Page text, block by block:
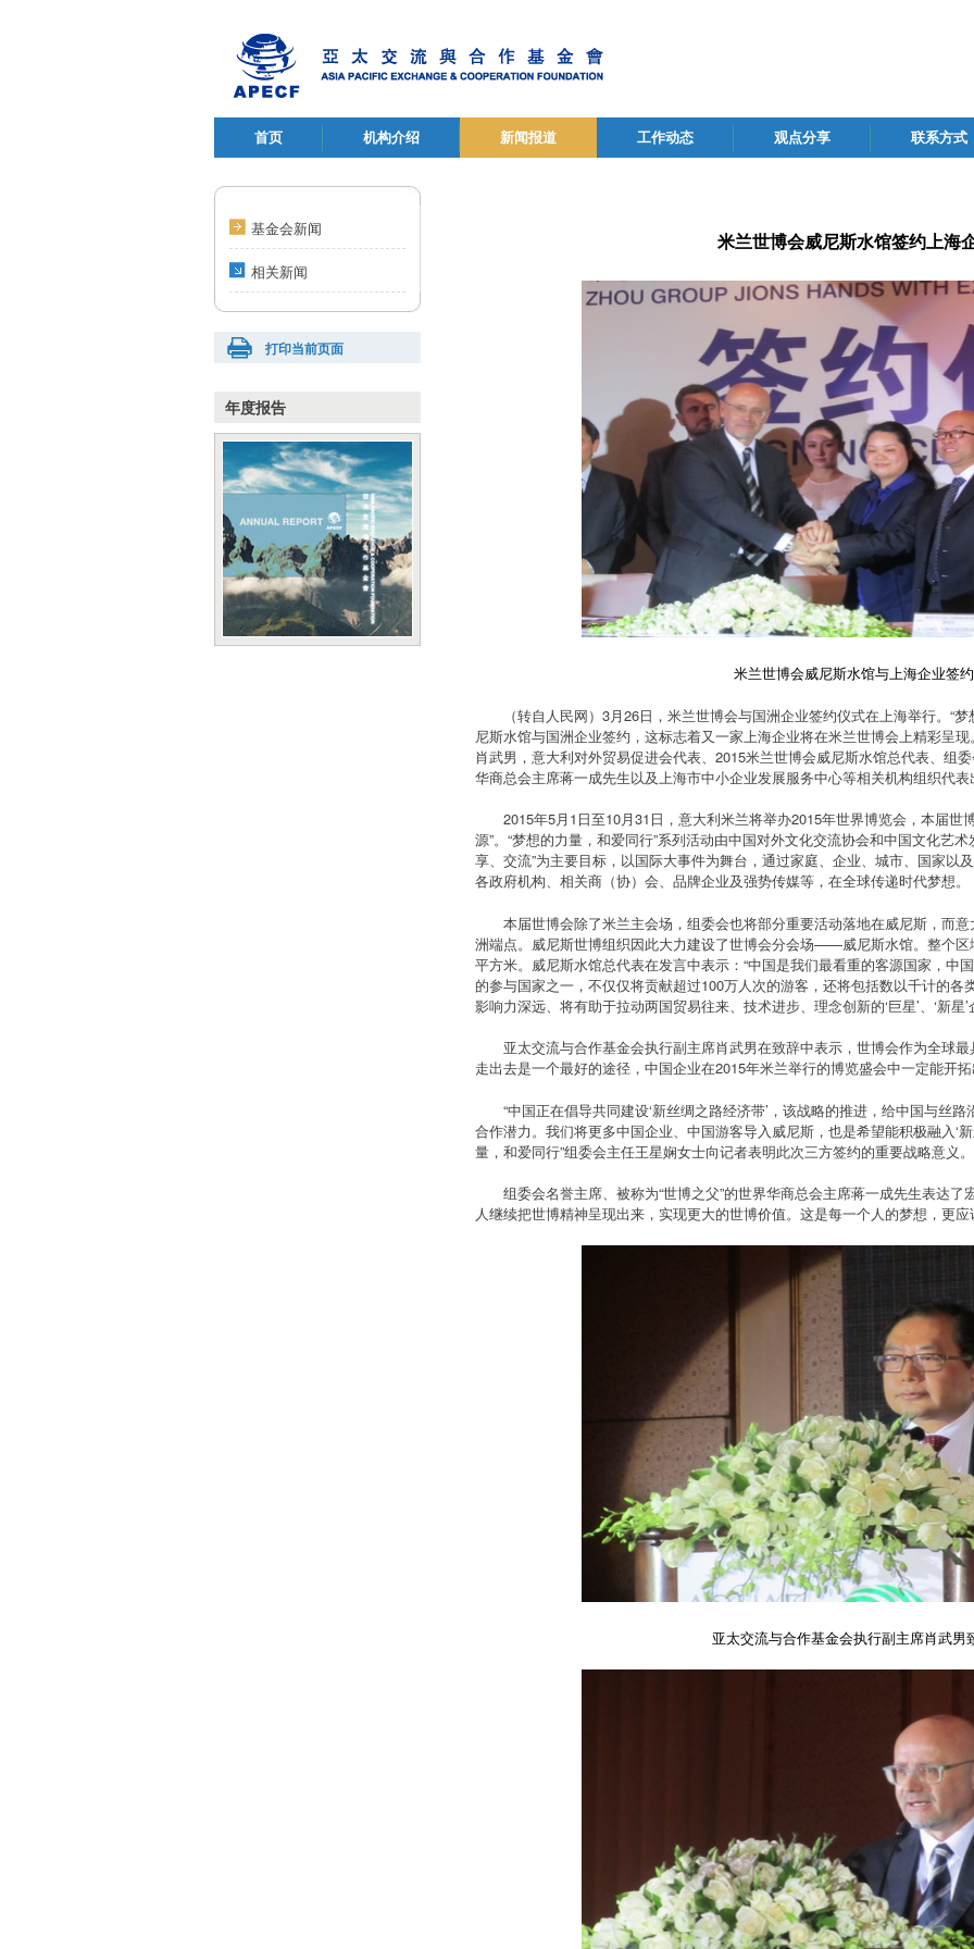
首页 机构介绍 新闻报道 工作动态 观点分享 联系方式
基金会新闻
相关新闻
打印当前页面
年度报告
米兰世博会威尼斯水馆签约上海
米兰世博会威尼斯水馆与上海企业签约
（转自人民网）3月26日，米兰世博会与国洲企业签约仪式在上海举行。“
尼斯水馆与国洲企业签约，这标志着又一家上海企业将在米兰世博会上精彩呈
肖武男，意大利对外贸易促进会代表、2015米兰世博会威尼斯水馆总代表、组
华商总会主席蒋一成先生以及上海市中小企业发展服务中心等相关机构组织代
2015年5月1日至10月31日，意大利米兰将举办2015年世界博览会，本届世
源”。“梦想的力量，和爱同行”系列活动由中国对外文化交流协会和中国文化艺
享、交流”为主要目标，以国际大事件为舞台，通过家庭、企业、城市、国家以
各政府机构、相关商（协）会、品牌企业及强势传媒等，在全球传递时代梦想。
本届世博会除了米兰主会场，组委会也将部分重要活动落地在威尼斯，而意
洲端点。威尼斯世博组织因此大力建设了世博会分会场——威尼斯水馆。整个区
平方米。威尼斯水馆总代表在发言中表示：“中国是我们最看重的客源国家，中
的参与国家之一，不仅仅将贡献超过100万人次的游客，还将包括数以千计的各
影响力深远、将有助于拉动两国贸易往来、技术进步、理念创新的‘巨星’、‘新星
亚太交流与合作基金会执行副主席肖武男在致辞中表示，世博会作为全球
走出去是一个最好的途径，中国企业在2015年米兰举行的博览盛会中一定能开
“中国正在倡导共同建设‘新丝绸之路经济带’，该战略的推进，给中国与丝
合作潜力。我们将更多中国企业、中国游客导入威尼斯，也是希望能积极融入‘
量，和爱同行”组委会主任王星娴女士向记者表明此次三方签约的重要战略意义。
组委会名誉主席、被称为“世博之父”的世界华商总会主席蒋一成先生表达了
人继续把世博精神呈现出来，实现更大的世博价值。这是每一个人的梦想，更
亚太交流与合作基金会执行副主席肖武男